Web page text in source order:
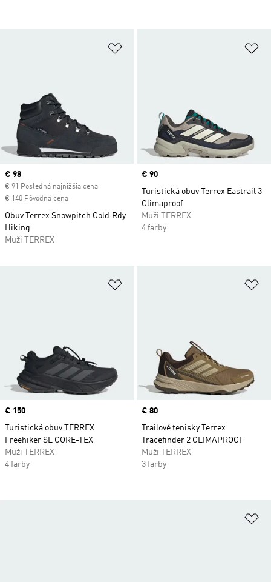
Pridať do zoznamu želaných
Current price
€ 98
€ 91 Posledná najnižšia cena
€ 140 Pôvodná cena
Obuv Terrex Snowpitch Cold.Rdy
Hiking
Muži TERREX
Price
€ 90
Turistická obuv Terrex Eastrail 3
Climaproof
Muži TERREX
4 farby
Pridať do zoznamu želaných
Price
€ 150
Turistická obuv TERREX
Freehiker SL GORE-TEX
Muži TERREX
4 farby
Price
€ 80
Trailové tenisky Terrex
Tracefinder 2 CLIMAPROOF
Muži TERREX
3 farby